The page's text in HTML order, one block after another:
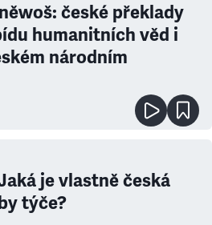
české překlady
humanitních věd i
národním
je vlastně česká
týče?